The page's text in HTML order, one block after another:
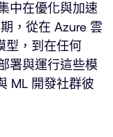
中在優化與加速
，從在 Azure 雲
型，到在任何
署與運行這些模
ML 開發社群彼